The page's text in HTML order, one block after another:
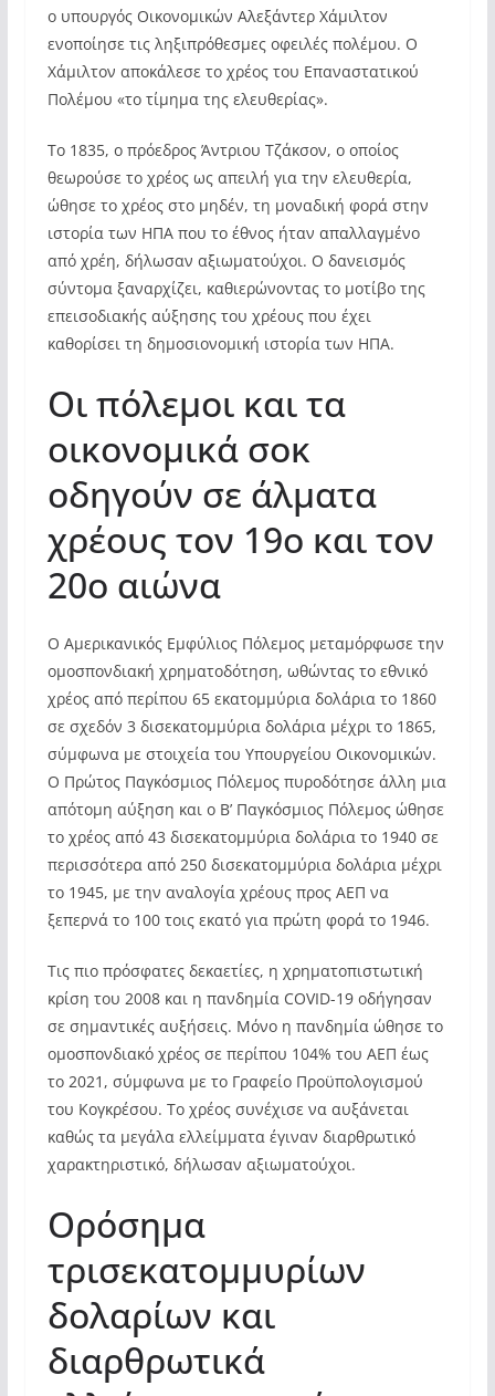
ο υπουργός Οικονομικών Αλεξάντερ Χάμιλτον
ενοποίησε τις ληξιπρόθεσμες οφειλές πολέμου. Ο
Χάμιλτον αποκάλεσε το χρέος του Επαναστατικού
Πολέμου «το τίμημα της ελευθερίας».
Το 1835, ο πρόεδρος Άντριου Τζάκσον, ο οποίος
θεωρούσε το χρέος ως απειλή για την ελευθερία,
ώθησε το χρέος στο μηδέν, τη μοναδική φορά στην
ιστορία των ΗΠΑ που το έθνος ήταν απαλλαγμένο
από χρέη, δήλωσαν αξιωματούχοι. Ο δανεισμός
σύντομα ξαναρχίζει, καθιερώνοντας το μοτίβο της
επεισοδιακής αύξησης του χρέους που έχει
καθορίσει τη δημοσιονομική ιστορία των ΗΠΑ.
Οι πόλεμοι και τα
οικονομικά σοκ
οδηγούν σε άλματα
χρέους τον 19ο και τον
20ο αιώνα
Ο Αμερικανικός Εμφύλιος Πόλεμος μεταμόρφωσε την
ομοσπονδιακή χρηματοδότηση, ωθώντας το εθνικό
χρέος από περίπου 65 εκατομμύρια δολάρια το 1860
σε σχεδόν 3 δισεκατομμύρια δολάρια μέχρι το 1865,
σύμφωνα με στοιχεία του Υπουργείου Οικονομικών.
Ο Πρώτος Παγκόσμιος Πόλεμος πυροδότησε άλλη μια
απότομη αύξηση και ο Β’ Παγκόσμιος Πόλεμος ώθησε
το χρέος από 43 δισεκατομμύρια δολάρια το 1940 σε
περισσότερα από 250 δισεκατομμύρια δολάρια μέχρι
το 1945, με την αναλογία χρέους προς ΑΕΠ να
ξεπερνά το 100 τοις εκατό για πρώτη φορά το 1946.
Τις πιο πρόσφατες δεκαετίες, η χρηματοπιστωτική
κρίση του 2008 και η πανδημία COVID-19 οδήγησαν
σε σημαντικές αυξήσεις. Μόνο η πανδημία ώθησε το
ομοσπονδιακό χρέος σε περίπου 104% του ΑΕΠ έως
το 2021, σύμφωνα με το Γραφείο Προϋπολογισμού
του Κογκρέσου. Το χρέος συνέχισε να αυξάνεται
καθώς τα μεγάλα ελλείμματα έγιναν διαρθρωτικό
χαρακτηριστικό, δήλωσαν αξιωματούχοι.
Ορόσημα
τρισεκατομμυρίων
δολαρίων και
διαρθρωτικά